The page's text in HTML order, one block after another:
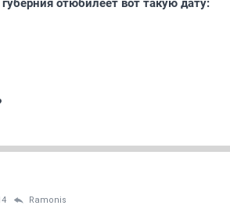
отюбилеет вот такую дату:
Ramonis